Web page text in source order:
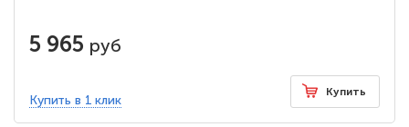
5 965 руб
Купить в 1 клик
Купить